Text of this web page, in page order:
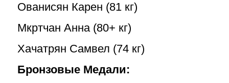
Ованисян Карен (81 кг)
Мкртчан Анна (80+ кг)
Хачатрян Самвел (74 кг)
Бронзовые Медали: